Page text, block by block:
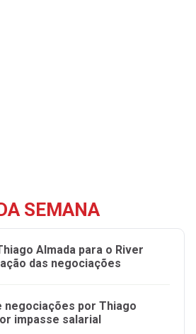
SEMANA
Almada para o River
das negociações
negociações por Thiago
impasse salarial